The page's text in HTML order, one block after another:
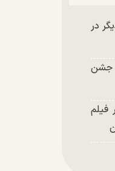
در
جشن
فیلم